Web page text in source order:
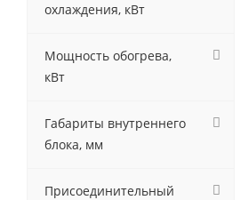
охлаждения, кВт
Мощность обогрева,
кВт
Габариты внутреннего
блока, мм
Присоединительный